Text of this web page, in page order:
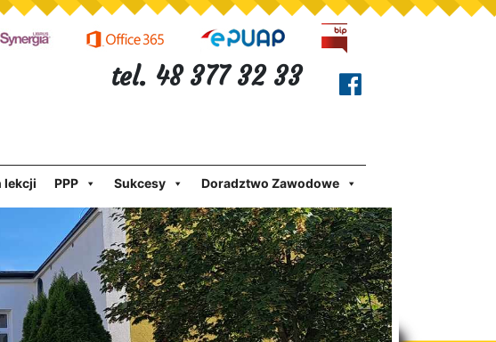
tel. 48 377 32 33
lekcji PPP Sukcesy Doradztwo Zawodowe